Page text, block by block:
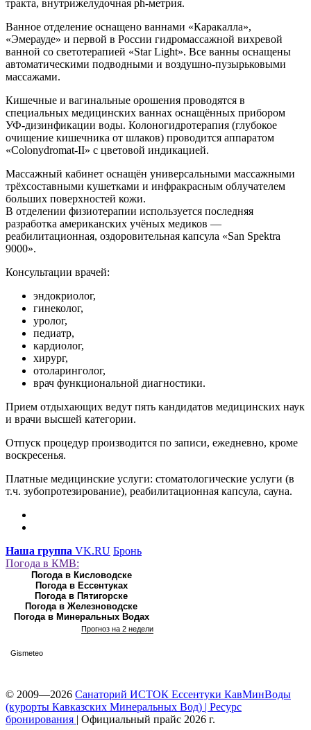
тракта, внутрижелудочная ph-метрия.
Ванное отделение оснащено ваннами «Каракалла»,
«Эмерауде» и первой в России гидромассажной вихревой
ванной со светотерапией «Star Light». Все ванны оснащены
автоматическими подводными и воздушно-пузырьковыми
массажами.
Кишечные и вагинальные орошения проводятся в
специальных медицинских ваннах оснащённых прибором
УФ-дизинфикации воды. Колоногидротерапия (глубокое
очищение кишечника от шлаков) проводится аппаратом
«Colonydromat-II» с цветовой индикацией.
Массажный кабинет оснащён универсальными массажными
трёхсоставными кушетками и инфракрасным облучателем
больших поверхностей кожи.
В отделении физиотерапии используется последняя
разработка американских учёных медиков —
реабилитационная, оздоровительная капсула «San Spektra
9000».
Консультации врачей:
эндокриолог,
гинеколог,
уролог,
педиатр,
кардиолог,
хирург,
отоларинголог,
врач функциональной диагностики.
Прием отдыхающих ведут пять кандидатов медицинских наук
и врачи высшей категории.
Отпуск процедур производится по записи, ежедневно, кроме
воскресенья.
Платные медицинские услуги: стоматологические услуги (в
т.ч. зубопротезирование), реабилитационная капсула, сауна.
Наша группа VK.RU Бронь
Погода в КМВ:
Погода в Кисловодске
Погода в Ессентуках
Погода в Пятигорске
Погода в Железноводске
Погода в Минеральных Водах
Gismeteo
Прогноз на 2 недели
© 2009—2026 Санаторий ИСТОК Ессентуки КавМинВоды
(курорты Кавказских Минеральных Вод) | Ресурс
бронирования | Официальный прайс 2026 г.